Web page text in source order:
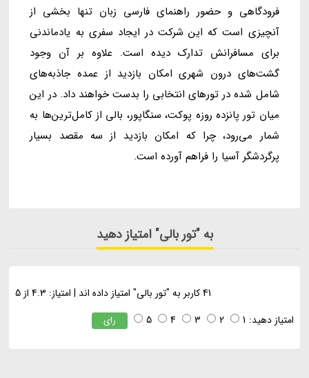
فرودگاهی و حضور راهنمای فارسی زبان تنها بخشی از
آنچیزی است که این شرکت در ایجاد سفری به یادماندنی
برای مسافرانش تدارک دیده است. علاوه بر آن وجود
گشت‌های درون شهری امکان بازدید از عمده جاذبه‌های
شامل شده در تورهای انتخابی را بدست خواهند داد. در این
میان تور پانزده روزه پوکت، سنگاپور، بالی از کامل‌ترین‌ها به
شمار می‌رود، چرا که امکان بازدید از سه مقصد بسیار
پرگردشگر آسیا را فراهم آورده است.
به "تور بالی" امتیاز دهید
41کاربر به "تور بالی" امتیاز داده اند | امتیاز: 4.3 از5
امتیاز دهید: 1
2
3
4
5 رای